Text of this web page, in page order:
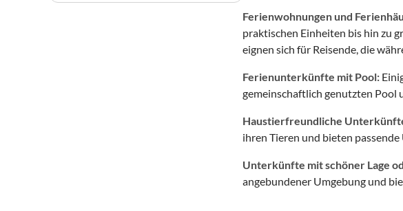
Ferienwohnungen und
praktischen Einheiten bis hin zu
eignen sich für Reisende, die
Ferienunterkünfte mit Pool:
gemeinschaftlich genutzten Pool
Haustierfreundliche
ihren Tieren und bieten
Unterkünfte mit schöner Lage
angebundener Umgebung und